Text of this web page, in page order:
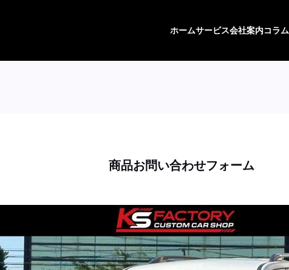
ホームサービス会社案内コラム
商品お問い合わせフォーム